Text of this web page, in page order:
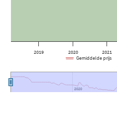
2019 2020 2021
2020
2020
Gemiddelde prijs